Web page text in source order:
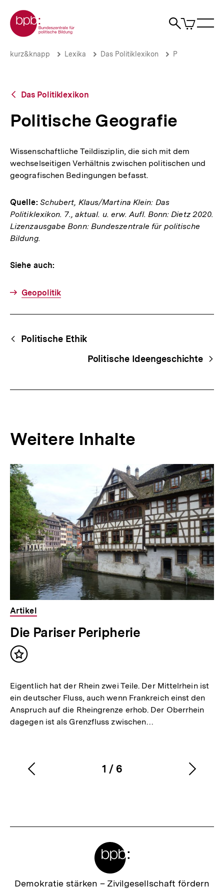
zum
Seiteninhalt
springen
Zur Startseite der bpb
Suche
Artikel
im
Politische
Brotkrümelnavigation
Pfadnavigation
kurz&knapp Lexika Das Politiklexikon P
Zurück
Übersicht
Das Politiklexikon
Politische Geografie
Wissenschaftliche Teildisziplin, die sich mit dem
wechselseitigen Verhältnis zwischen politischen und
geografischen Bedingungen befasst.
Quelle: Schubert, Klaus/Martina Klein: Das
Politiklexikon. 7., aktual. u. erw. Aufl. Bonn: Dietz 2020.
Lizenzausgabe Bonn: Bundeszentrale für politische
Bildung.
Siehe auch:
Geopolitik
Begriffsnavigation
Content-
Navigation
Politische Ethik
Politische Ideengeschichte
Weitere Inhalte
Inhaltskarousell
für
weitere
Inhalte
Inhaltskarussell
überspringen
Artikel
Die Pariser Peripherie
Inhalt
Eigentlich hat der Rhein zwei Teile. Der Mittelrhein ist
ein deutscher Fluss, auch wenn Frankreich einst den
Anspruch auf die Rheingrenze erhob. Der Oberrhein
dagegen ist als Grenzfluss zwischen…
Karussellinhalt
1
von
/ 6
Vorherigen
Zur
Demokratie stärken – Zivilgesellschaft fördern